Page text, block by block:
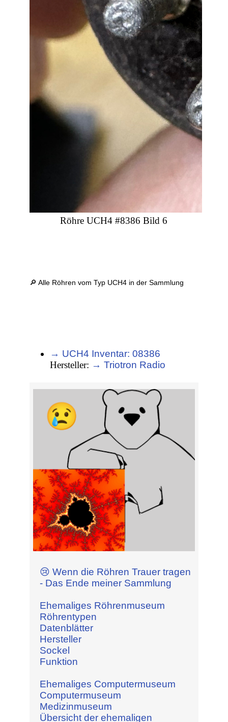
Röhre UCH4 #8386 Bild 6
🔎 Alle Röhren vom Typ UCH4 in der Sammlung
→ UCH4 Inventar: 08386
Hersteller: → Triotron Radio
😢 Wenn die Röhren Trauer tragen
- Das Ende meiner Sammlung
Ehemaliges Röhrenmuseum
Röhrentypen
Datenblätter
Hersteller
Sockel
Funktion
Ehemaliges Computermuseum
Computermuseum
Medizinmuseum
Übersicht der ehemaligen